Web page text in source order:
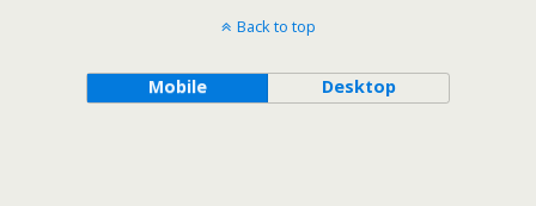
Back to top
Mobile Desktop